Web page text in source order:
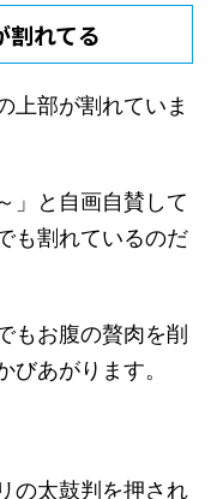
割れてる
上部が割れていま
」と自画自賛して
も割れているのだ
もお腹の贅肉を削
びあがります。
の太鼓判を押され